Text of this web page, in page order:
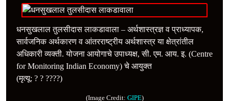
धनसुखलाल तुलसीदास लाकडावाला – अर्थशास्त्रज्ञ व प्राध्यापक,
सार्वजनिक अर्थकारण व आंतरराष्ट्रीय अर्थशास्त्र या क्षेत्रांतील
अधिकारी व्यक्ती. योजना आयोगाचे उपाध्यक्ष, सी. एम. आय. इ. (Centre
for Monitoring Indian Economy) चे आयुक्त
(मृत्यू: ? ? ????)
(Image Credit: GIPE)